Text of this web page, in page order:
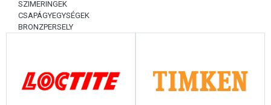
SZIMERINGEK
CSAPÁGYEGYSÉGEK
BRONZPERSELY